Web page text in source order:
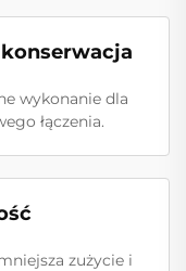
wykonanie dla
łączenia.
zużycie i